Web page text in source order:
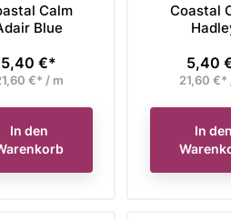
nur Preis
43,20 €*
Ausverkauft
jetzt
In
Calm
Blue
Preis
5,40 €*
€* / m
In den
Coastal
Preis
5,40
21,60 €*
In den